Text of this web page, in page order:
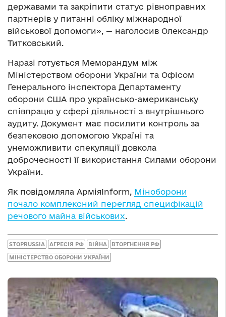
державами та закріпити статус рівноправних
партнерів у питанні обліку міжнародної
військової допомоги», — наголосив Олександр
Титковський.
Наразі готується Меморандум між
Міністерством оборони України та Офісом
Генерального інспектора Департаменту
оборони США про українсько-американську
співпрацю у сфері діяльності з внутрішнього
аудиту. Документ має посилити контроль за
безпековою допомогою Україні та
унеможливити спекуляції довкола
доброчесності її використання Силами оборони
України.
Як повідомляла АрміяInform, Міноборони
почало комплексний перегляд специфікацій
речового майна військових.
STOPRUSSIA АГРЕСІЯ РФ ВІЙНА ВТОРГНЕННЯ РФ
МІНІСТЕРСТВО ОБОРОНИ УКРАЇНИ